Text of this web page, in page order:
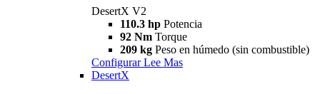
DesertX V2
110.3 hp Potencia
92 Nm Torque
209 kg Peso en húmedo (sin combustible)
Configurar Lee Mas
DesertX